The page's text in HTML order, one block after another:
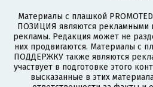
Материалы с плашкой
ПОЗИЦИЯ являются рекламными
рекламы. Редакция может не
них продвигаются. Материалы с
ПОДДЕРЖКУ также являются
участвует в подготовке этого
высказанные в этих